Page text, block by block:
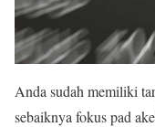
Anda sudah memiliki
sebaiknya fokus pad